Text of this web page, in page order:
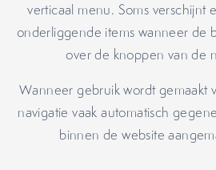
verticaal menu. Soms verschijnt
onderliggende items wanneer de
over de knoppen van de
Wanneer gebruik wordt gemaakt
navigatie vaak automatisch
binnen de website